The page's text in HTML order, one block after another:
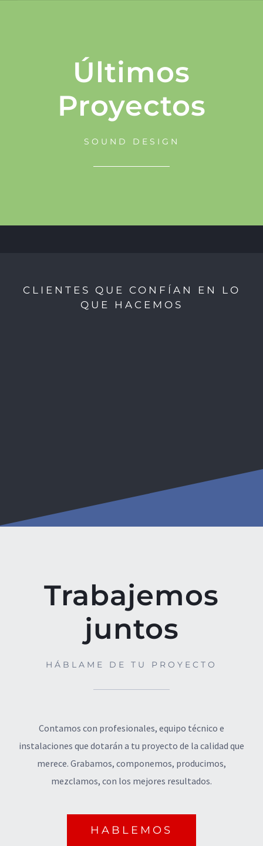
Últimos
Proyectos
SOUND DESIGN
CLIENTES QUE CONFÍAN EN LO
QUE HACEMOS
Trabajemos
juntos
HÁBLAME DE TU PROYECTO
Contamos con profesionales, equipo técnico e
instalaciones que dotarán a tu proyecto de la calidad que
merece. Grabamos, componemos, producimos,
mezclamos, con los mejores resultados.
HABLEMOS
reservados | Diseño por